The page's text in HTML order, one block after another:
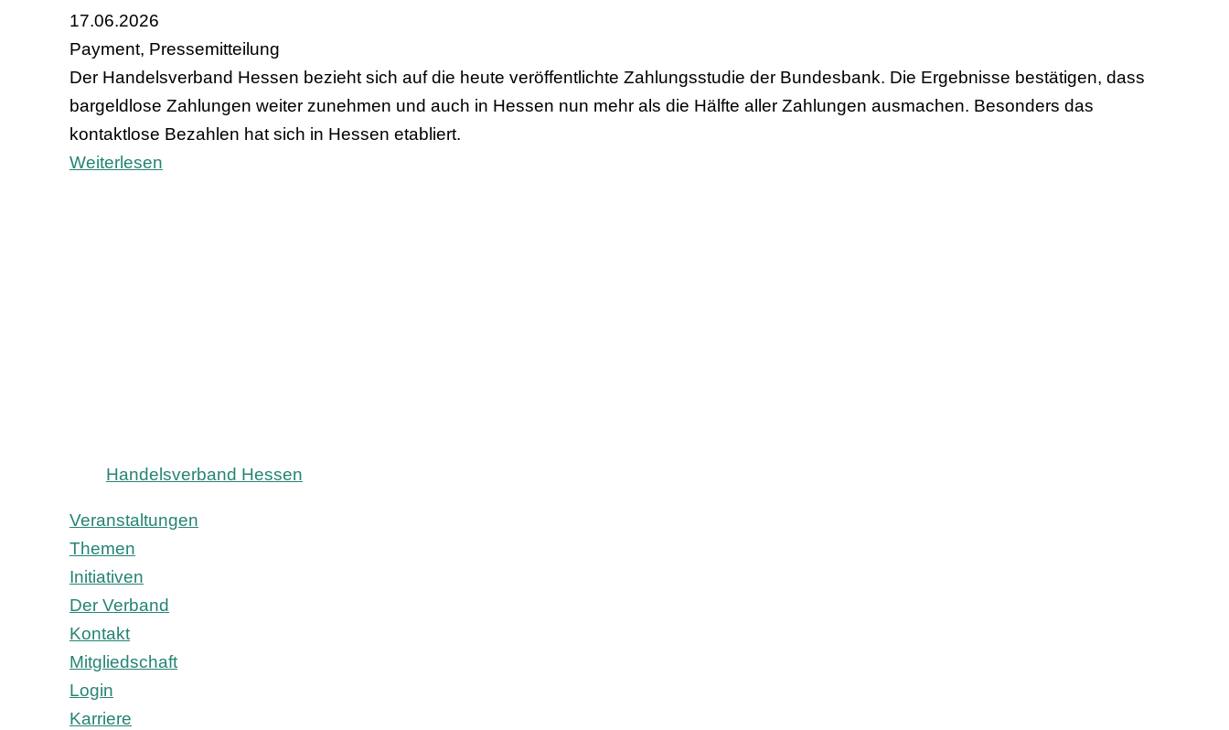
17.06.2026
Payment, Pressemitteilung
Der Handelsverband Hessen bezieht sich auf die heute veröffentlichte Zahlungsstudie der Bundesbank. Die Ergebnisse bestätigen, dass
bargeldlose Zahlungen weiter zunehmen und auch in Hessen nun mehr als die Hälfte aller Zahlungen ausmachen. Besonders das
kontaktlose Bezahlen hat sich in Hessen etabliert.
Weiterlesen
Handelsverband Hessen
Veranstaltungen
Themen
Initiativen
Der Verband
Kontakt
Mitgliedschaft
Login
Karriere